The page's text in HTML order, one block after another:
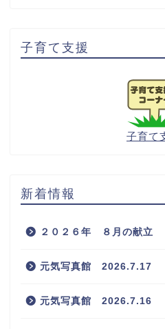
子育て支援
子育て
新着情報
２０２６年 ８月の献立
元気写真館 2026.7.17
元気写真館 2026.7.16